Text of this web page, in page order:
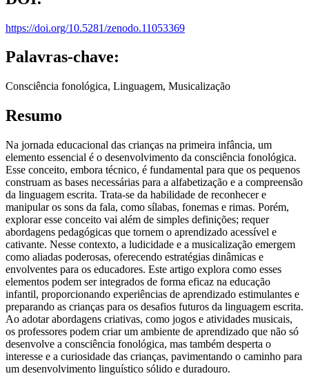
https://doi.org/10.5281/zenodo.11053369
Palavras-chave:
Consciência fonológica, Linguagem, Musicalização
Resumo
Na jornada educacional das crianças na primeira infância, um
elemento essencial é o desenvolvimento da consciência fonológica.
Esse conceito, embora técnico, é fundamental para que os pequenos
construam as bases necessárias para a alfabetização e a compreensão
da linguagem escrita. Trata-se da habilidade de reconhecer e
manipular os sons da fala, como sílabas, fonemas e rimas. Porém,
explorar esse conceito vai além de simples definições; requer
abordagens pedagógicas que tornem o aprendizado acessível e
cativante. Nesse contexto, a ludicidade e a musicalização emergem
como aliadas poderosas, oferecendo estratégias dinâmicas e
envolventes para os educadores. Este artigo explora como esses
elementos podem ser integrados de forma eficaz na educação
infantil, proporcionando experiências de aprendizado estimulantes e
preparando as crianças para os desafios futuros da linguagem escrita.
Ao adotar abordagens criativas, como jogos e atividades musicais,
os professores podem criar um ambiente de aprendizado que não só
desenvolve a consciência fonológica, mas também desperta o
interesse e a curiosidade das crianças, pavimentando o caminho para
um desenvolvimento linguístico sólido e duradouro.